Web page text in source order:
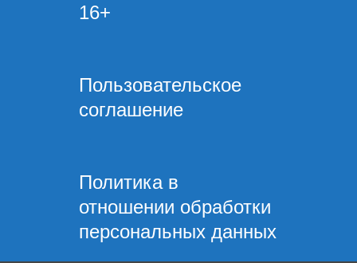
16+
Пользовательское
соглашение
Политика в
отношении обработки
персональных данных